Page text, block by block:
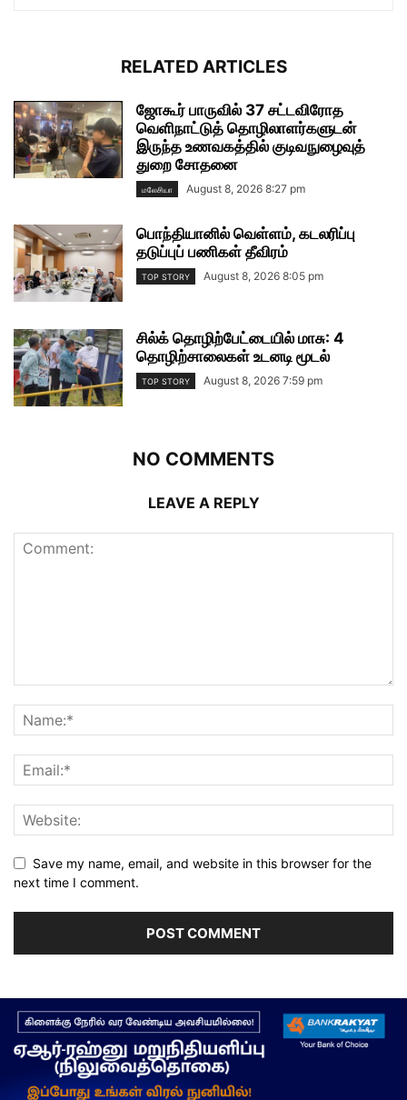
RELATED ARTICLES
ஜோகூர் பாருவில் 37 சட்டவிரோத
வெளிநாட்டுத் தொழிலாளர்களுடன்
இருந்த உணவகத்தில் குடிவநுழைவுத்
துறை சோதனை
மலேசியா August 8, 2026 8:27 pm
பொந்தியானில் வெள்ளம், கடலரிப்பு
தடுப்புப் பணிகள் தீவிரம்
TOP STORY August 8, 2026 8:05 pm
சில்க் தொழிற்பேட்டையில் மாசு: 4
தொழிற்சாலைகள் உடனடி மூடல்
TOP STORY August 8, 2026 7:59 pm
NO COMMENTS
LEAVE A REPLY
Save my name, email, and website in this browser for the
next time I comment.